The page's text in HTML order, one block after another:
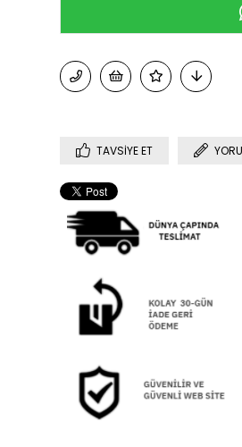
TAVSIYE ET